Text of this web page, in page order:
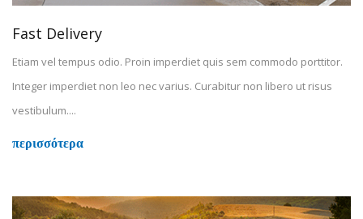
Fast Delivery
Etiam vel tempus odio. Proin imperdiet quis sem commodo porttitor.
Integer imperdiet non leo nec varius. Curabitur non libero ut risus
vestibulum....
περισσότερα